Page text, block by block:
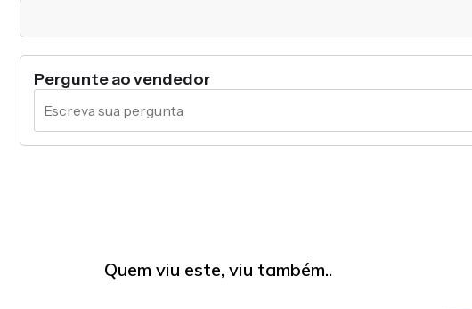
Pergunte ao vendedor
Quem viu este, viu também..